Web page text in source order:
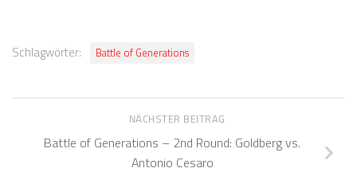
Schlagwörter: Battle of Generations
NÄCHSTER BEITRAG
Battle of Generations – 2nd Round: Goldberg vs.
Antonio Cesaro